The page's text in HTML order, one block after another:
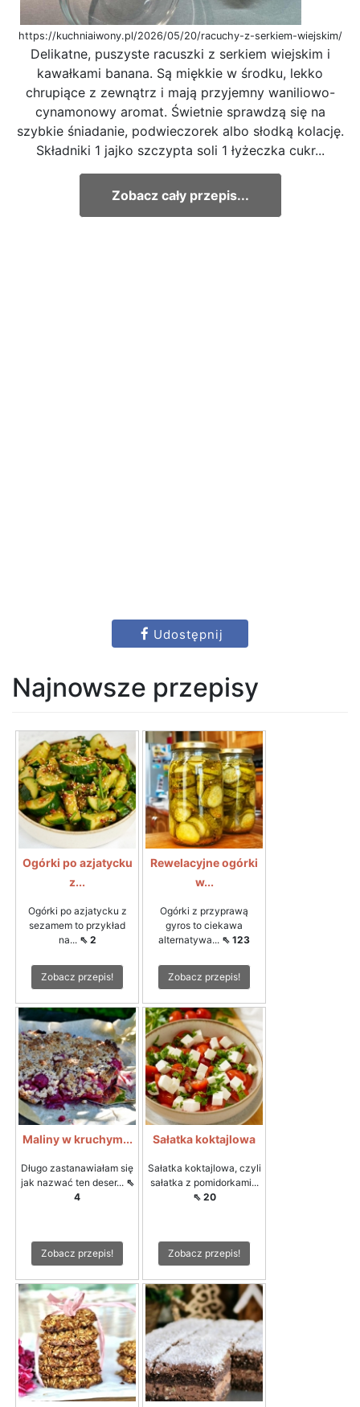
https://kuchniaiwony.pl/2026/05/20/racuchy-z-serkiem-wiejskim/
Delikatne, puszyste racuszki z serkiem wiejskim i
kawałkami banana. Są miękkie w środku, lekko
chrupiące z zewnątrz i mają przyjemny waniliowo-
cynamonowy aromat. Świetnie sprawdzą się na
szybkie śniadanie, podwieczorek albo słodką kolację.
Składniki 1 jajko szczypta soli 1 łyżeczka cukr...
Zobacz cały przepis...
Udostępnij
Najnowsze przepisy
Ogórki po azjatycku
z...
Ogórki po azjatycku z
sezamem to przykład
na... ⇖ 2
Zobacz przepis!
Rewelacyjne ogórki
w...
Ogórki z przyprawą
gyros to ciekawa
alternatywa... ⇖ 123
Zobacz przepis!
Maliny w kruchym...
Długo zastanawiałam się
jak nazwać ten deser... ⇖
4
Zobacz przepis!
Sałatka koktajlowa
Sałatka koktajlowa, czyli
sałatka z pomidorkami...
⇖ 20
Zobacz przepis!